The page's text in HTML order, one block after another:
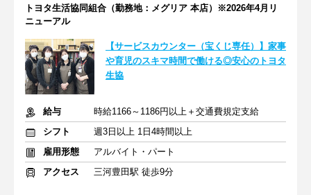
トヨタ生活協同組合（勤務地：メグリア 本店）※2026年4月リ
ニューアル
【サービスカウンター（宝くじ専任）】家事
や育児のスキマ時間で働ける◎安心のトヨタ
生協
給与
時給1166～1186円以上＋交通費規定支給
シフト
週3日以上 1日4時間以上
雇用形態
アルバイト・パート
アクセス
三河豊田駅 徒歩9分